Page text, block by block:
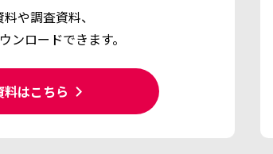
や調査資料、
ンロードできます。
はこちら